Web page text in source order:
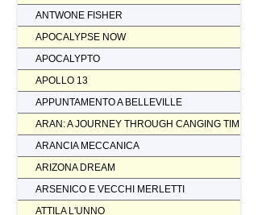
ANTWONE FISHER
APOCALYPSE NOW
APOCALYPTO
APOLLO 13
APPUNTAMENTO A BELLEVILLE
ARAN: A JOURNEY THROUGH CANGING TIMES
ARANCIA MECCANICA
ARIZONA DREAM
ARSENICO E VECCHI MERLETTI
ATTILA L'UNNO